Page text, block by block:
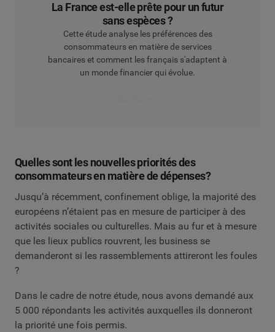
La France est-elle prête pour un futur
sans espèces ?
Cette étude analyse les préférences des
consommateurs en matière de services
bancaires et comment les français s'adaptent à
un monde financier qui évolue.
Quelles sont les nouvelles priorités des
consommateurs en matière de dépenses?
Jusqu’à récemment, confinement oblige, la majorité des
européens n’étaient pas en mesure de participer à des
activités sociales ou culturelles. Mais au fur et à mesure
que les lieux publics rouvrent, les business se
demanderont si les rassemblements attireront les foules
?
Dans le cadre de notre étude, nous avons demandé aux
5 000 répondants les activités auxquelles ils donneront
la priorité une fois permis.